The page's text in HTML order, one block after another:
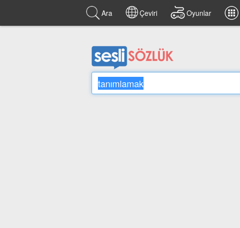
Ara Çeviri Oyunlar